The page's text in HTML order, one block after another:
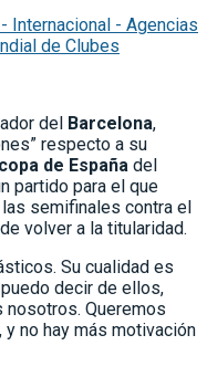
Internacional - Agencias
de Clubes
del Barcelona,
respecto a su
de España del
partido para el que
semifinales contra el
volver a la titularidad.
Su cualidad es
decir de ellos,
Queremos
y no hay más motivación